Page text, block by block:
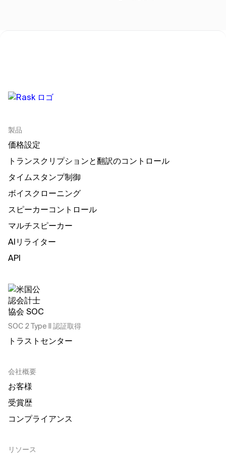
製品
価格設定
トランスクリプションと翻訳のコントロール
タイムスタンプ制御
ボイスクローニング
スピーカーコントロール
マルチスピーカー
AIリライター
API
SOC 2 Type II 認証取得
トラストセンター
会社概要
お客様
受賞歴
コンプライアンス
リソース